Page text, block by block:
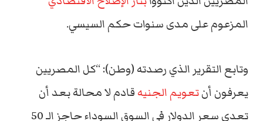
المزعوم على مدى سنوات حكم السيسي.
وتابع التقرير الذي رصدته (وطن): “كل المصريين
يعرفون أنتعويم الجنيهقادم لا محالة بعد أن
تعدى سعر الدولار في السوق السوداء حاجز الـ 50